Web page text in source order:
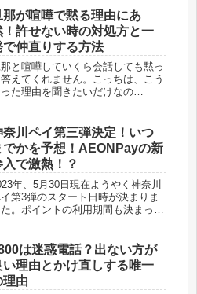
那が喧嘩で黙る理由にあ
！許せない時の対処方と一
で仲直りする方法
と喧嘩していくら会話しても黙っ
えてくれません。こっちは、こう
た理由を聞きたいだけなの
ても一向に無視され、喧嘩の途中
もいつも寝てしまいます。旦那は寝
起きた...
奈川ペイ第三弾決定！いつ
でかを予想！AEONPayの新
入で激熱！？
年、5月30日現在ようやく神奈川
第3弾のスタート日時が決まりま
た。ポイントの利用期間も決まった
は迷惑電話？出ない方が
い理由とかけ直しする唯一
理由